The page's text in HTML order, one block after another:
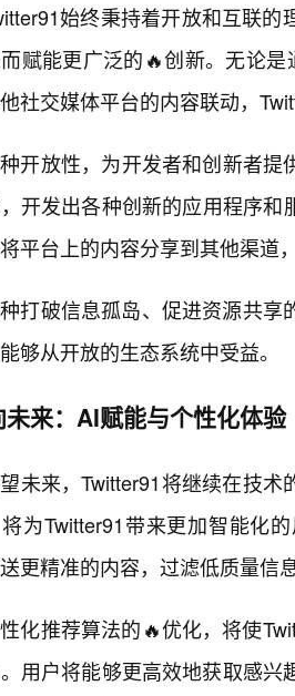
始终秉持着开放和互联
赋能更广泛的🔥创新。无论
社交媒体平台的内容联动，
开放性，为开发者和创新者提
开发出各种创新的应用程序
平台上的内容分享到其他渠道
打破信息孤岛、促进资源共享
够从开放的生态系统中受益。
来：AI赋能与个性化体验
未来，Twitter91将继续在技
为Twitter91带来更加智能化
更精准的内容，过滤低质量信
化推荐算法的🔥优化，将使
用户将能够更高效地获取感